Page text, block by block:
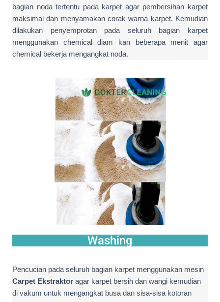
bagian noda tertentu pada karpet agar pembersihan karpet
maksimal dan menyamakan corak warna karpet. Kemudian
dilakukan penyemprotan pada seluruh bagian karpet
menggunakan chemical diam kan beberapa menit agar
chemical bekerja mengangkat noda.
Washing
Pencucian pada seluruh bagian karpet menggunakan mesin
Carpet Ekstraktor agar karpet bersih dan wangi kemudian
di vakum untuk mengangkat busa dan sisa-sisa kotoran